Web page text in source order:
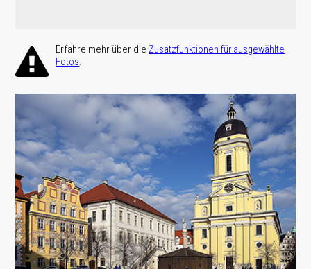
Erfahre mehr über die Zusatz­funktionen für ausge­wählte
Fotos.